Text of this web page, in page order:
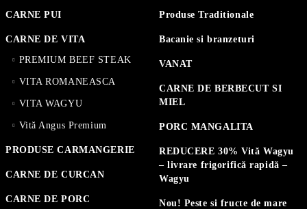
CARNE PUI
CARNE DE VITA
PREMIUM BEEF STEAK
VITA ROMANEASCA
VITA WAGYU
Vită Angus Premium
PRODUSE CARMANGERIE
CARNE DE CURCAN
CARNE DE PORC
Produse Traditionale
Bacanie si branzeturi
VANAT
CARNE DE BERBECUT SI
MIEL
PORC MANGALITA
REDUCERE 30% Vită Wagyu
– livrare frigorifică rapidă –
Wagyu
Nou! Peste si fructe de mare